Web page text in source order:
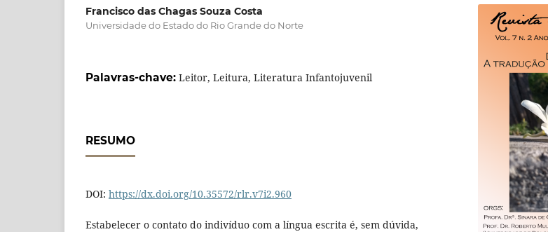
Francisco das Chagas Souza Costa
Universidade do Estado do Rio Grande do Norte
Palavras-chave: Leitor, Leitura, Literatura Infantojuvenil
RESUMO
DOI: https://dx.doi.org/10.35572/rlr.v7i2.960
Estabelecer o contato do indivíduo com a língua escrita é, sem dúvida,